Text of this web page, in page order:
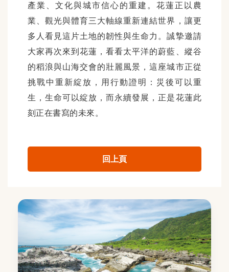
產業、文化與城市信心的重建。花蓮正以農
業、觀光與體育三大軸線重新連結世界，讓更
多人看見這片土地的韌性與生命力。誠摯邀請
大家再次來到花蓮，看看太平洋的蔚藍、縱谷
的稻浪與山海交會的壯麗風景，這座城市正從
挑戰中重新綻放，用行動證明：災後可以重
生，生命可以綻放，而永續發展，正是花蓮此
刻正在書寫的未來。
回上頁